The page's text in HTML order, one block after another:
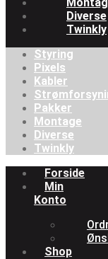
Diverse
Twinkly
Styring
Pixels
Kabler
Pakker
Montage
Diverse
Twinkly
Menu
Forside
Min
Konto
Shop